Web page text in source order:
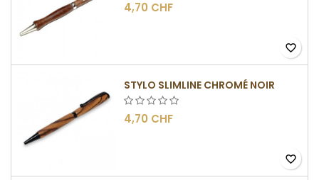
4,70 CHF
favorite_border
STYLO SLIMLINE CHROMÉ NOIR
4,70 CHF
favorite_border